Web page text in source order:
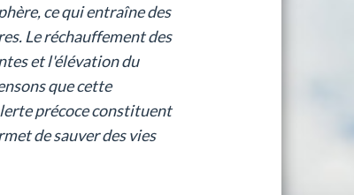
ce qui entraîne des
Le réchauffement des
et l'élévation du
que cette
précoce constituent
de sauver des vies